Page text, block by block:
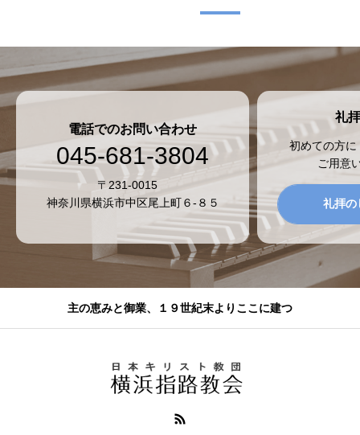
電話でのお問い合わせ
045-681-3804
〒231-0015
神奈川県横浜市中区尾上町６-８５
礼
初めての方
ご用意
礼拝の
主の恵みと御業、１９世紀末よりここに建つ